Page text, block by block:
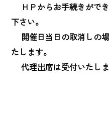
ＨＰからお手続きがで
下さい。
開催日当日の取消しの
たします。
代理出席は受付いたしま